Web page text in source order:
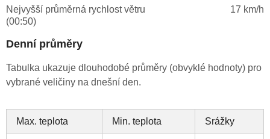
Nejvyšší průměrná rychlost větru
(00:50)
17 km/h
Denní průměry
Tabulka ukazuje dlouhodobé průměry (obvyklé hodnoty) pro
vybrané veličiny na dnešní den.
Max. teplota Min. teplota Srážky